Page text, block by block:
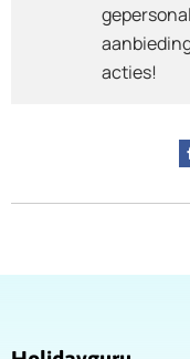
acties!